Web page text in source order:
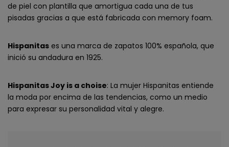
de piel con plantilla que amortigua cada una de tus
pisadas gracias a que está fabricada con memory foam.
Hispanitas es una marca de zapatos 100% española, que
inició su andadura en 1925.
Hispanitas Joy is a choise: La mujer Hispanitas entiende
la moda por encima de las tendencias, como un medio
para expresar su personalidad vital y alegre.